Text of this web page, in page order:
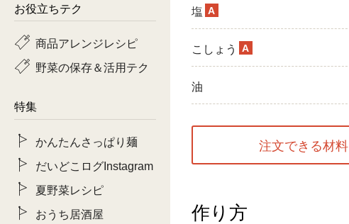
塩 A
こしょう A
油
注文できる材料
作り方
お役立ちテク
商品アレンジレシピ
野菜の保存＆活用テク
特集
かんたんさっぱり麺
だいどこログInstagram
夏野菜レシピ
おうち居酒屋